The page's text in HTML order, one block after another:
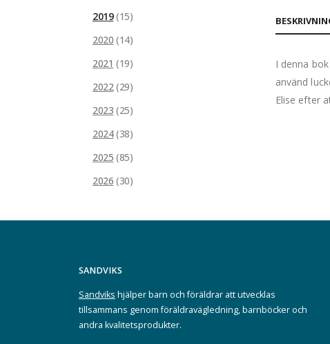
I denna
använd
Elise efter
2019(15)
2020 (14)
2021 (19)
2022(29)
2023 (25)
2024(38)
2025 (85)
2026 (30)
SANDVIKS
Sandviks hjälper barn och föräldrar att utvecklas
tillsammans genom föräldravägledning, barnböcker och
andra kvalitetsprodukter.